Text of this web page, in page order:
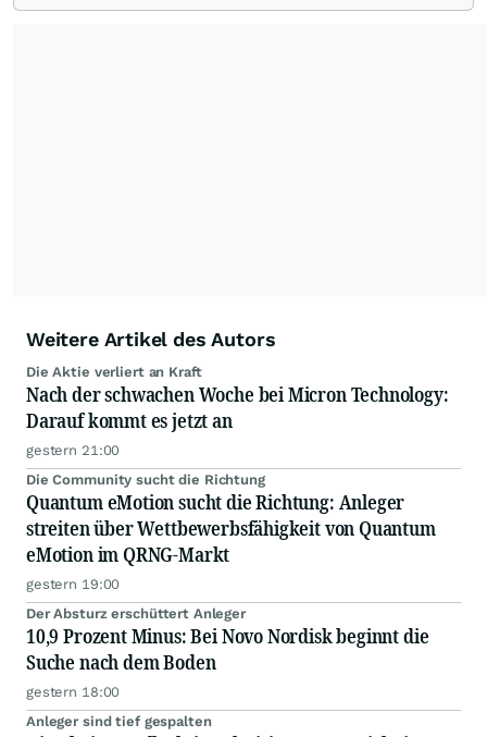
Weitere Artikel des Autors
Die Aktie verliert an Kraft
Nach der schwachen Woche bei Micron Technology:
Darauf kommt es jetzt an
gestern 21:00
Die Community sucht die Richtung
Quantum eMotion sucht die Richtung: Anleger
streiten über Wettbewerbsfähigkeit von Quantum
eMotion im QRNG-Markt
gestern 19:00
Der Absturz erschüttert Anleger
10,9 Prozent Minus: Bei Novo Nordisk beginnt die
Suche nach dem Boden
gestern 18:00
Anleger sind tief gespalten